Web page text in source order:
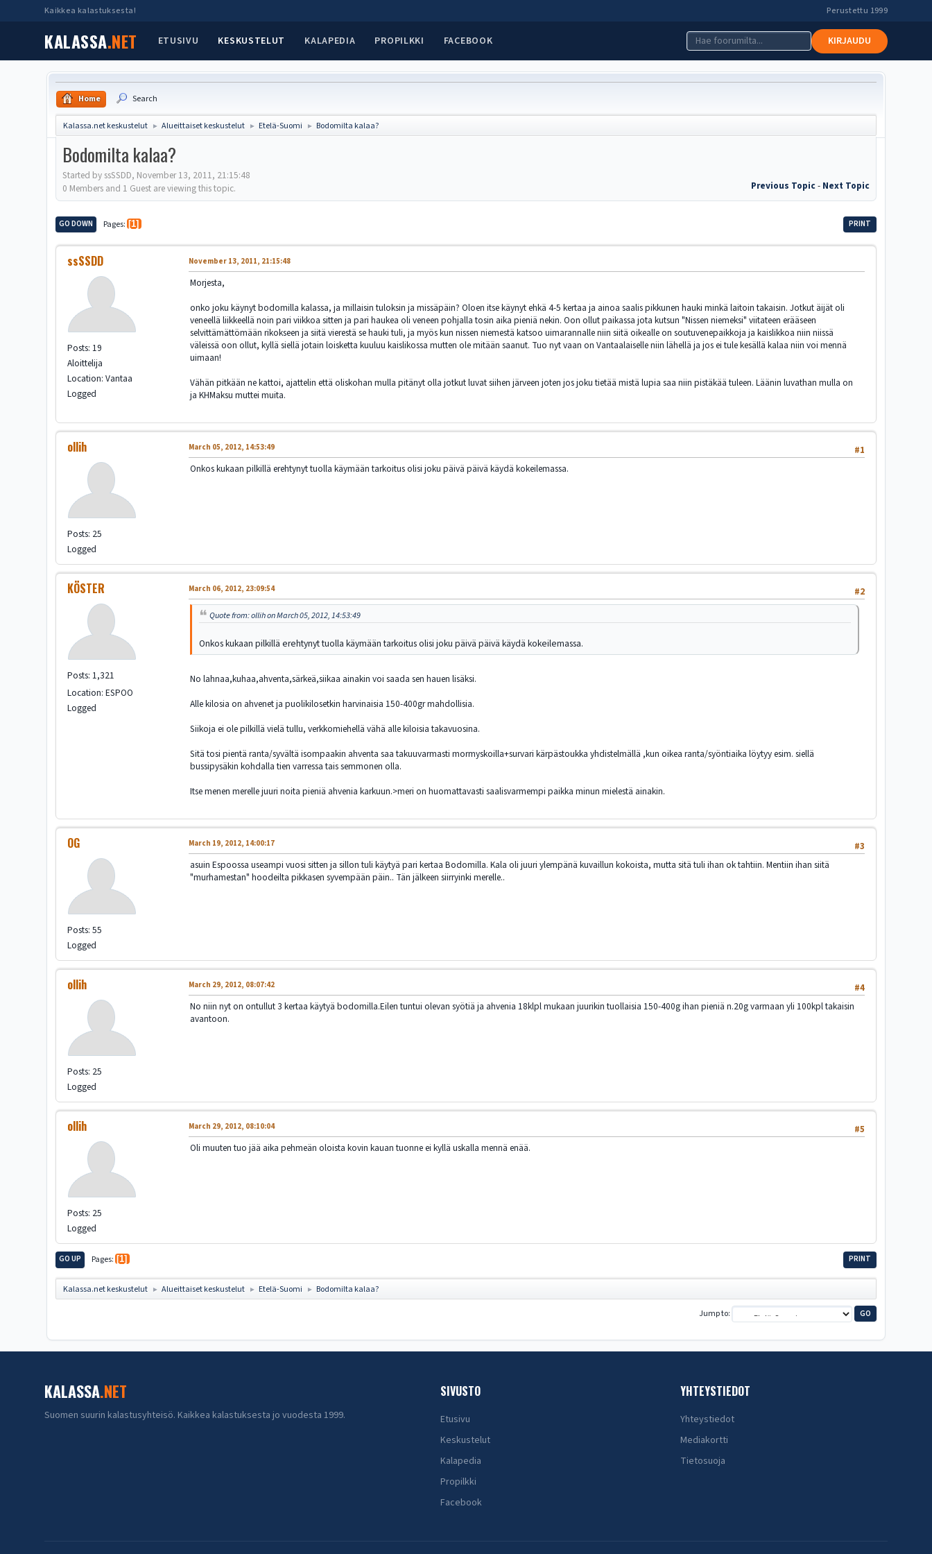
Kaikkea kalastuksesta! Perustettu 1999
KALASSA.NET ETUSIVU KESKUSTELUT KALAPEDIA PROPILKKI FACEBOOK KIRJAUDU
Home Search
Kalassa.net keskustelut ► Alueittaiset keskustelut ► Etelä-Suomi ► Bodomilta kalaa?
Bodomilta kalaa?
Started by ssSSDD, November 13, 2011, 21:15:48
Previous Topic- Next Topic
0 Members and 1 Guest are viewing this topic.
PRINT
GO DOWN Pages 1
ssSSDD
Posts: 19
Aloittelija
Location: Vantaa
Logged
November 13, 2011, 21:15:48
Morjesta,
onko joku käynyt bodomilla kalassa, ja millaisin tuloksin ja missäpäin? Oloen itse käynyt ehkä 4-5 kertaa ja ainoa saalis pikkunen hauki minkä laitoin takaisin. Jotkut äijät oli
veneellä liikkeellä noin pari viikkoa sitten ja pari haukea oli veneen pohjalla tosin aika pieniä nekin. Oon ollut paikassa jota kutsun "Nissen niemeksi" viitateen erääseen
selvittämättömään rikokseen ja siitä vierestä se hauki tuli, ja myös kun nissen niemestä katsoo uimarannalle niin siitä oikealle on soutuvenepaikkoja ja kaislikkoa niin niissä
väleissä oon ollut, kyllä siellä jotain loisketta kuuluu kaislikossa mutten ole mitään saanut. Tuo nyt vaan on Vantaalaiselle niin lähellä ja jos ei tule kesällä kalaa niin voi mennä
uimaan!
Vähän pitkään ne kattoi, ajattelin että oliskohan mulla pitänyt olla jotkut luvat siihen järveen joten jos joku tietää mistä lupia saa niin pistäkää tuleen. Läänin luvathan mulla on
ja KHMaksu muttei muita.
ollih
Posts: 25
Logged
#1
March 05, 2012, 14:53:49
Onkos kukaan pilkillä erehtynyt tuolla käymään tarkoitus olisi joku päivä päivä käydä kokeilemassa.
KÖSTER
Posts: 1,321
Location: ESPOO
Logged
#2
March 06, 2012, 23:09:54
Quote from: ollih on March 05, 2012, 14:53:49
Onkos kukaan pilkillä erehtynyt tuolla käymään tarkoitus olisi joku päivä päivä käydä kokeilemassa.
No lahnaa,kuhaa,ahventa,särkeä,siikaa ainakin voi saada sen hauen lisäksi.
Alle kilosia on ahvenet ja puolikilosetkin harvinaisia 150-400gr mahdollisia.
Siikoja ei ole pilkillä vielä tullu, verkkomiehellä vähä alle kiloisia takavuosina.
Sitä tosi pientä ranta/syvältä isompaakin ahventa saa takuuvarmasti mormyskoilla+survari kärpästoukka yhdistelmällä ,kun oikea ranta/syöntiaika löytyy esim. siellä
bussipysäkin kohdalla tien varressa tais semmonen olla.
Itse menen merelle juuri noita pieniä ahvenia karkuun.>meri on huomattavasti saalisvarmempi paikka minun mielestä ainakin.
OG
Posts: 55
Logged
#3
March 19, 2012, 14:00:17
asuin Espoossa useampi vuosi sitten ja sillon tuli käytyä pari kertaa Bodomilla. Kala oli juuri ylempänä kuvaillun kokoista, mutta sitä tuli ihan ok tahtiin. Mentiin ihan siitä
"murhamestan" hoodeilta pikkasen syvempään päin.. Tän jälkeen siirryinki merelle..
ollih
Posts: 25
Logged
#4
March 29, 2012, 08:07:42
No niin nyt on ontullut 3 kertaa käytyä bodomilla.Eilen tuntui olevan syötiä ja ahvenia 18klpl mukaan juurikin tuollaisia 150-400g ihan pieniä n.20g varmaan yli 100kpl takaisin
avantoon.
ollih
Posts: 25
Logged
#5
March 29, 2012, 08:10:04
Oli muuten tuo jää aika pehmeän oloista kovin kauan tuonne ei kyllä uskalla mennä enää.
PRINT
GO UP Pages 1
Kalassa.net keskustelut ► Alueittaiset keskustelut ► Etelä-Suomi ► Bodomilta kalaa?
Jump to
KALASSA.NET
Suomen suurin kalastusyhteisö. Kaikkea kalastuksesta jo vuodesta 1999.
SIVUSTO
Etusivu
Keskustelut
Kalapedia
Propilkki
Facebook
YHTEYSTIEDOT
Yhteystiedot
Mediakortti
Tietosuoja